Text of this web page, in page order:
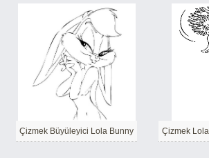
Çizmek Büyüleyici Lola Bunny Çizmek